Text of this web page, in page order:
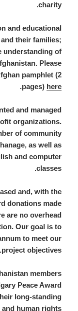
charity.
and educational
their families;
understanding of
Please
pamphlet (2
pages) here
.
and managed
organizations.
of community
as well as
and computer
classes.
and, with the
donations made
are no overhead
Our goal is to
to meet our
project objectives.
members
Peace Award
long-standing
human rights